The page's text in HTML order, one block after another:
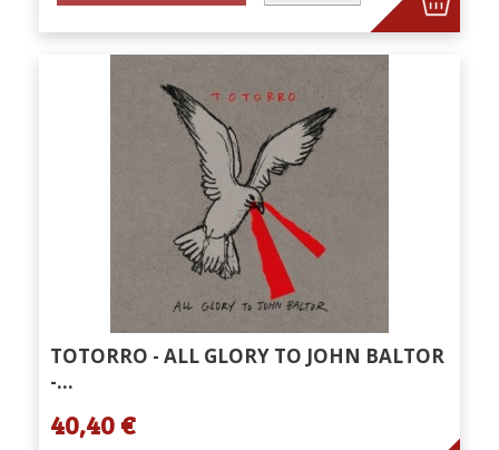
TOTORRO - ALL GLORY TO JOHN BALTOR
-...
40,40 €